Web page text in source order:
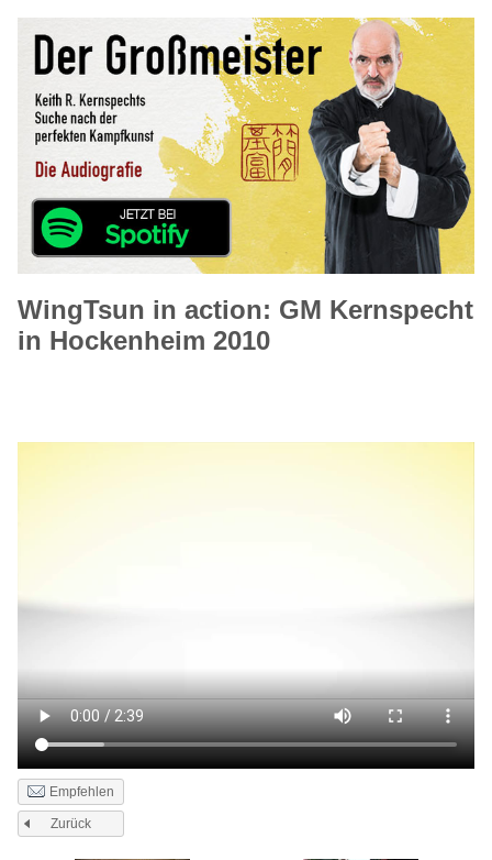
WingTsun in action: GM Kernspecht
in Hockenheim 2010
Empfehlen
Zurück